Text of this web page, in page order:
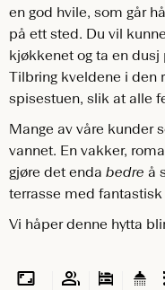
en god hvile, som går
på ett sted. Du vil
kjøkkenet og ta en
Tilbring kveldene i den
spisestuen, slik at alle
Mange av våre kunder
vannet. En vakker,
gjøre det enda bedre å
terrasse med
Vi håper denne hytta